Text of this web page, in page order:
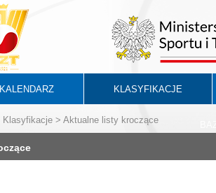
KALENDARZ KLASYFIKACJE
Klasyfikacje > Aktualne listy kroczące